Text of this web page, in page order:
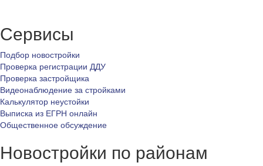
Сервисы
Подбор новостройки
Проверка регистрации ДДУ
Проверка застройщика
Видеонаблюдение за стройками
Калькулятор неустойки
Выписка из ЕГРН онлайн
Общественное обсуждение
Новостройки по районам